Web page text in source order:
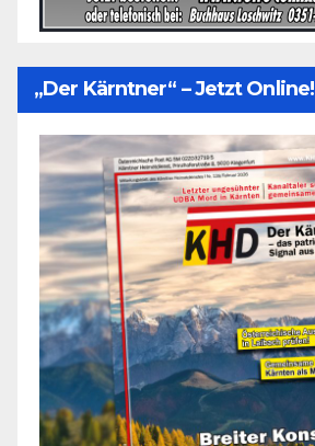
„Der Kärntner“ – Jetzt Online!